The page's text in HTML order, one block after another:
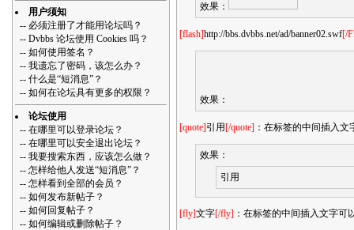
用户须知
-- 必须注册了才能用论坛吗？
-- Dvbbs 论坛使用 Cookies 吗？
-- 如何使用签名？
-- 我遗忘了密码，该怎么办？
-- 什么是“短消息”？
-- 如何在论坛具有更多的权限？
论坛使用
-- 在哪里可以登录论坛？
-- 在哪里可以安全退出论坛？
-- 我要搜索东西，应该怎么做？
-- 怎样给他人发送“短消息”？
-- 怎样看到全部的会员？
-- 如何发布新帖子？
-- 如何回复帖子？
-- 如何编辑或删除帖子？
效果：
[flash]http://bbs.dvbbs.net/ad/banner02.swf[/
效果：
[quote]引用 [/quote] ：在标签的中间插入
效果：
引用
[fly]文字[/fly] ：在标签的中间插入文字